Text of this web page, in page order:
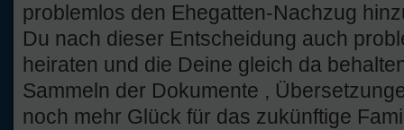
problemlos den Ehegatten-Nachzug
Du nach dieser Entscheidung auch
heiraten und die Deine gleich da
Sammeln der Dokumente ,
noch mehr Glück für das zukünftige